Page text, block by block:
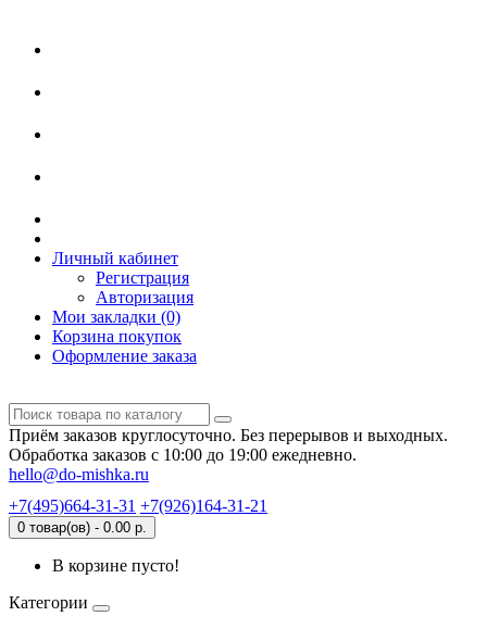
Личный кабинет
Регистрация
Авторизация
Мои закладки (0)
Корзина покупок
Оформление заказа
Приём заказов круглосуточно. Без перерывов и выходных.
Обработка заказов с 10:00 до 19:00 ежедневно.
hello@do-mishka.ru
+7(495)664-31-31 +7(926)164-31-21
0 товар(ов) - 0.00 р.
В корзине пусто!
Категории